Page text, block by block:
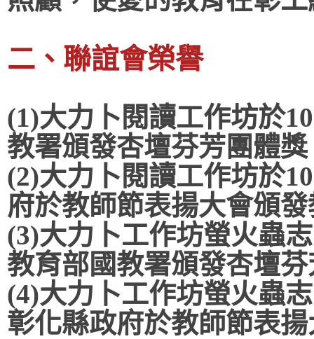
二、聯誼會榮譽
(1)大力卜閱讀工作坊於
教署頒發杏壇芬芳團體獎
(2)大力卜閱讀工作坊於
府於教師節表揚大會頒
(3)大力卜工作坊螢火蟲
教育部國教署頒發杏壇
(4)大力卜工作坊螢火蟲
彰化縣政府於教師節表